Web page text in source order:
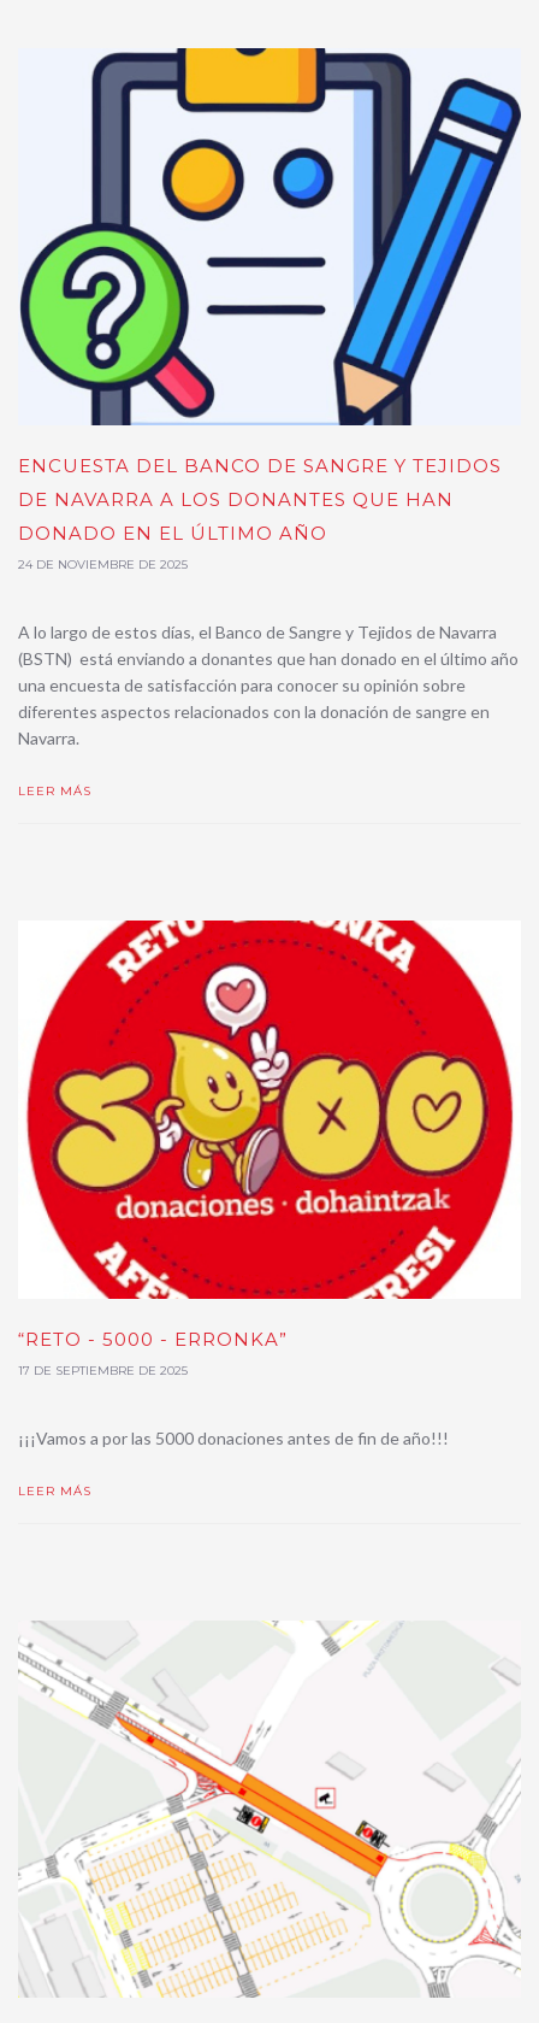
ENCUESTA DEL BANCO DE SANGRE Y TEJIDOS
DE NAVARRA A LOS DONANTES QUE HAN
DONADO EN EL ÚLTIMO AÑO
24 DE NOVIEMBRE DE 2025
A lo largo de estos días, el Banco de Sangre y Tejidos de Navarra
(BSTN) está enviando a donantes que han donado en el último año
una encuesta de satisfacción para conocer su opinión sobre
diferentes aspectos relacionados con la donación de sangre en
Navarra.
LEER MÁS
“RETO - 5000 - ERRONKA”
17 DE SEPTIEMBRE DE 2025
¡¡¡Vamos a por las 5000 donaciones antes de fin de año!!!
LEER MÁS